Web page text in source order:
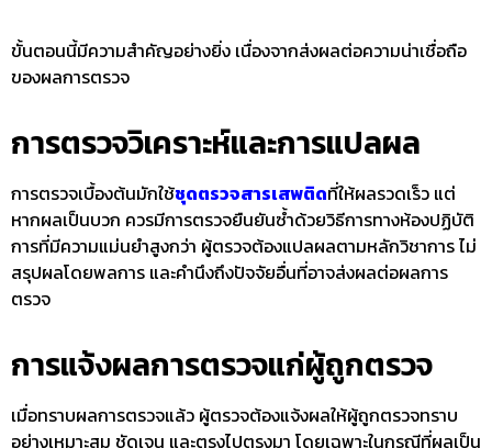
ขั้นตอนนี้มีความสำคัญอย่างยิ่ง เนื่องจากส่งผลต่อความน่าเชื่อถือ
ของผลการตรวจ
การตรวจวิเคราะห์และการแปลผล
การตรวจเบื้องต้นมักใช้ชุดตรวจสารเสพติดที่ให้ผลรวดเร็ว แต่
หากผลเป็นบวก ควรมีการตรวจยืนยันซ้ำด้วยวิธีการทางห้องปฏิบัติ
การที่มีความแม่นยำสูงกว่า ผู้ตรวจต้องแปลผลตามหลักวิชาการ ไม่
สรุปผลโดยพลการ และคำนึงถึงปัจจัยอื่นที่อาจส่งผลต่อผลการ
ตรวจ
การแจ้งผลการตรวจแก่ผู้ถูกตรวจ
เมื่อทราบผลการตรวจแล้ว ผู้ตรวจต้องแจ้งผลให้ผู้ถูกตรวจทราบ
อย่างเหมาะสม ชัดเจน และตรงไปตรงมา โดยเฉพาะในกรณีที่ผลเป็น